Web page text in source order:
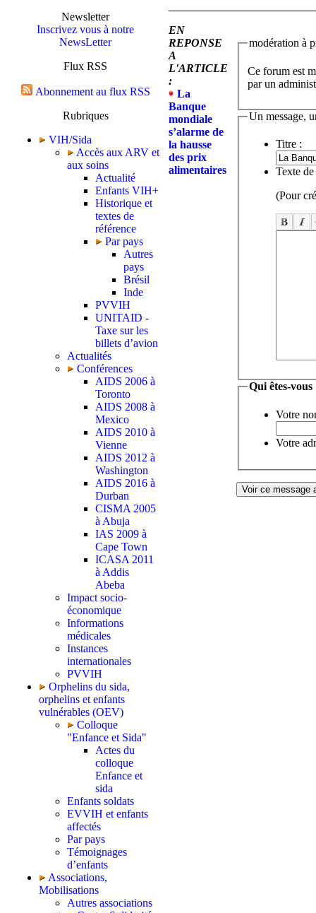
Newsletter
Inscrivez vous à notre
NewsLetter
Flux RSS
Abonnement au flux RSS
Rubriques
VIH/Sida
Accès aux ARV et
aux soins
Actualité
Enfants VIH+
Historique et
textes de
référence
Par pays
Autres
pays
Brésil
Inde
PVVIH
UNITAID -
Taxe sur les
billets d’avion
Actualités
Conférences
AIDS 2006 à
Toronto
AIDS 2008 à
Mexico
AIDS 2010 à
Vienne
AIDS 2012 à
Washington
AIDS 2016 à
Durban
CISMA 2005
à Abuja
IAS 2009 à
Cape Town
ICASA 2011
à Addis
Abeba
Impact socio-
économique
Informations
médicales
Instances
internationales
PVVIH
Orphelins du sida,
orphelins et enfants
vulnérables (OEV)
Colloque
"Enfance et Sida"
Actes du
colloque
Enfance et
sida
Enfants soldats
EVVIH et enfants
affectés
Par pays
Témoignages
d’enfants
Associations,
Mobilisations
Autres associations
EN
REPONSE
A
L'ARTICLE
:
La
Banque
mondiale
s’alarme de
la hausse
des prix
alimentaires
modération à
Ce forum est
par un
Un message,
Titre :
Texte
(Pour
Qui êtes-vous
Votre
Votre